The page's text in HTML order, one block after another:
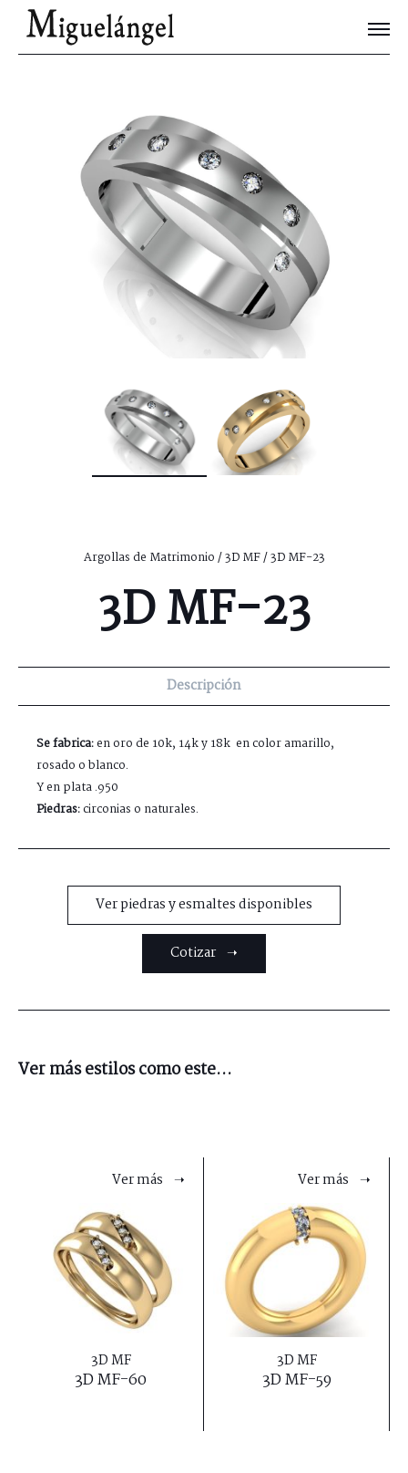
Joyas Únicas
Blog
Contacto
Argollas de Matrimonio/3D MF/ 3D MF-23
3D MF-23
Descripción
Se fabrica:en oro de 10k, 14k y 18k en color amarillo,
rosado o blanco.
Y en plata .950
Piedras:circonias o naturales.
Ver piedras y esmaltes disponibles
Cotizar ➝
Ver más estilos como este...
Ver más ➝
3D MF
3D MF-60
Ver más ➝
3D MF
3D MF-59